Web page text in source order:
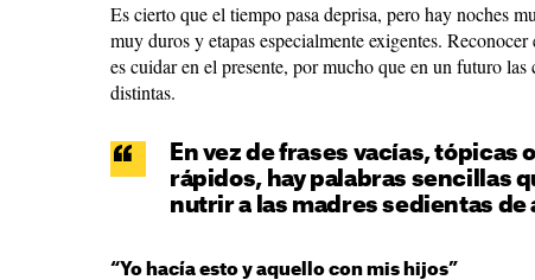
Es cierto que el tiempo pasa deprisa, pero hay noches
muy duros y etapas especialmente exigentes. Reconocer
es cuidar en el presente, por mucho que en un futuro las
distintas.
En vez de frases vacías, tópicas
rápidos, hay palabras sencillas
nutrir a las madres sedientas de
“Yo hacía esto y aquello con mis hijos”